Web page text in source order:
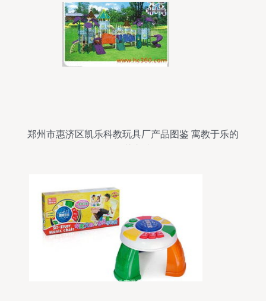
郑州市惠济区凯乐科教玩具厂产品图鉴 寓教于乐的